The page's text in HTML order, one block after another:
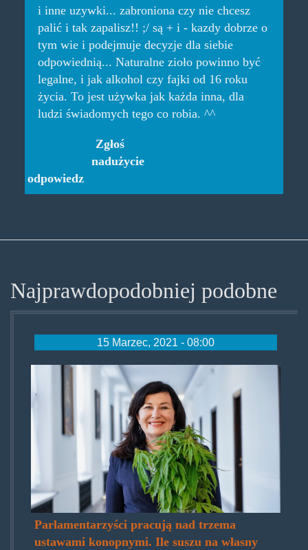
i inne uzywki... zabroniona czy nie chcesz
palić i tak zapalisz!! ;/ są + i - kazdy dobrze o
tym wie i podejmuje decyzje dla siebie
odpowiednią... Naturalne zioło powinno być
legalne, i jak alkohol czy fajki od 16 roku
życia. To jest używka jak każda inna, dla
ludzi świadomych tego co robia. ^^
odpowiedz
Zgłoś
nadużycie
Najprawdopodobniej podobne
15 Marzec, 2021 - 08:00
beata-
maciejewska-
1024x609.jpg
Parlamentarzyści pracują nad trzema
ustawami konopnymi. Ile suszu na własny